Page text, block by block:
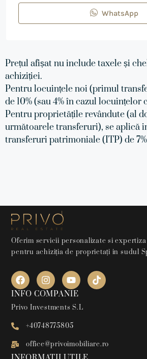
WhatsApp
Prețul afișat nu include taxele și
achiziției.
Pentru locuințele noi (primul
de 10% (sau 4% în cazul locuințelor
Pentru proprietățile revândute (al
următoarele transferuri), se aplică
transferuri patrimoniale (ITP) de
Oferim servicii personalizate si
pentru achiziția de proprietați in sudul
INFO COMPANIE
Privo Investments S.L
+40748775805
office@privoimobiliare.ro